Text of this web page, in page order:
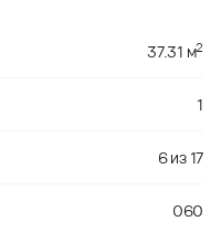
37.31 м2
1
6из17
060